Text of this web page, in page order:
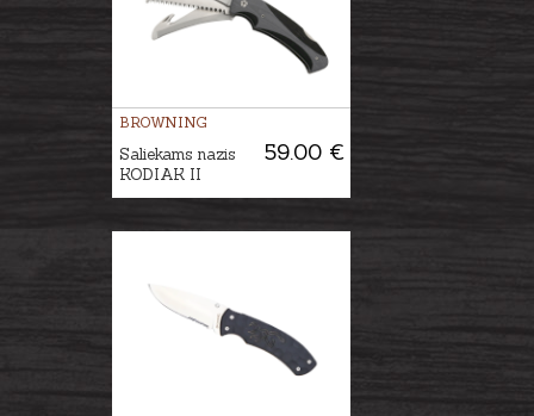
BROWNING
59.00 €
Saliekams nazis
KODIAK II